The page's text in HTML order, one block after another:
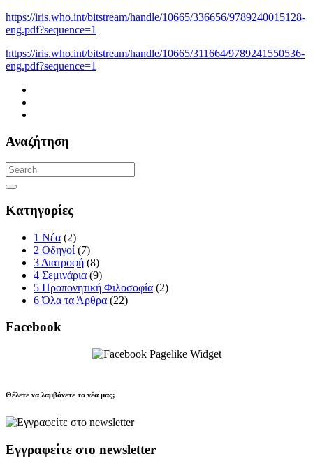
https://iris.who.int/bitstream/handle/10665/336656/9789240015128-
eng.pdf?sequence=1
https://iris.who.int/bitstream/handle/10665/311664/9789241550536-
eng.pdf?sequence=1
Αναζήτηση
Κατηγορίες
1 Νέα (2)
2 Οδηγοί (7)
3 Διατροφή (8)
4 Σεμινάρια (9)
5 Προπονητική Φιλοσοφία (2)
6 Όλα τα Άρθρα (22)
Facebook
Θέλετε να λαμβάνετε τα νέα μας;
Εγγραφείτε στο newsletter